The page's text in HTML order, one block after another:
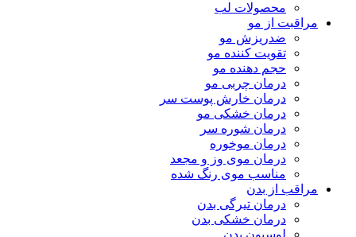
محصولات لب
مراقبت از مو
ضدریزش مو
تقویت کننده مو
حجم دهنده مو
درمان چربی مو
درمان خارش پوست سر
درمان خشکی مو
درمان شوره سر
درمان موخوره
درمان موی وز و مجعد
مناسب موی رنگ شده
مراقب از بدن
درمان تیرگی بدن
درمان خشکی بدن
لوسیون بدن